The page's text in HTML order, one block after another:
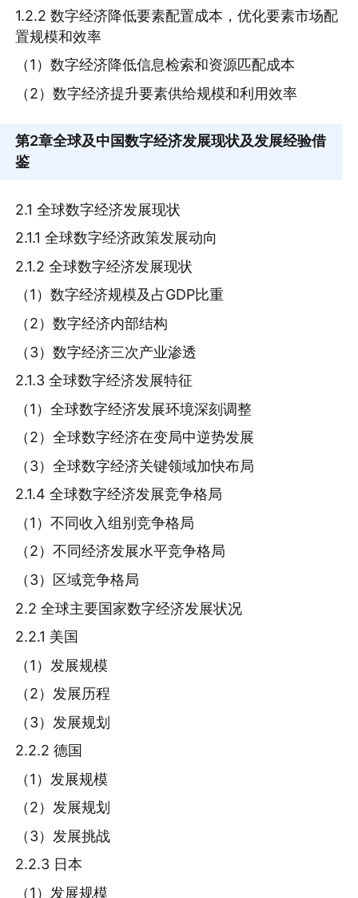
1.2.2 数字经济降低要素配置成本，优化要素市场配
置规模和效率
（1）数字经济降低信息检索和资源匹配成本
（2）数字经济提升要素供给规模和利用效率
第2章全球及中国数字经济发展现状及发展经验借
鉴
2.1 全球数字经济发展现状
2.1.1 全球数字经济政策发展动向
2.1.2 全球数字经济发展现状
（1）数字经济规模及占GDP比重
（2）数字经济内部结构
（3）数字经济三次产业渗透
2.1.3 全球数字经济发展特征
（1）全球数字经济发展环境深刻调整
（2）全球数字经济在变局中逆势发展
（3）全球数字经济关键领域加快布局
2.1.4 全球数字经济发展竞争格局
（1）不同收入组别竞争格局
（2）不同经济发展水平竞争格局
（3）区域竞争格局
2.2 全球主要国家数字经济发展状况
2.2.1 美国
（1）发展规模
（2）发展历程
（3）发展规划
2.2.2 德国
（1）发展规模
（2）发展规划
（3）发展挑战
2.2.3 日本
（1）发展规模